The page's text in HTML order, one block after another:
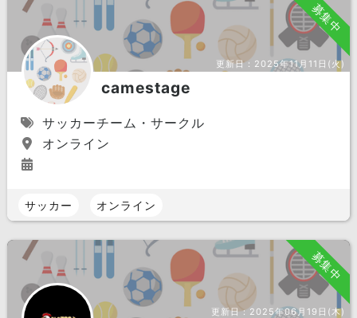
募集中
更新日： 2025年11月11日(火)
camestage
サッカーチーム・サークル
オンライン
サッカー オンライン
募集中
更新日： 2025年06月19日(木)